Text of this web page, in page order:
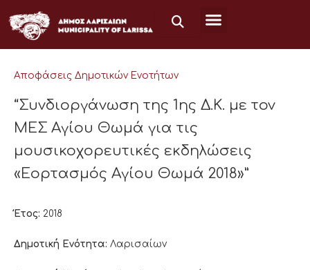
στο
περιεχόμενο
Αποφάσεις Δημοτικών Ενοτήτων
“Συνδιοργάνωση της 1ης Δ.Κ. με τον
ΜΕΣ Αγίου Θωμά για τις
μουσικοχορευτικές εκδηλώσεις
«Εορτασμός Αγίου Θωμά 2018»”
Έτος: 2018
Δημοτική Ενότητα: Λαρισαίων